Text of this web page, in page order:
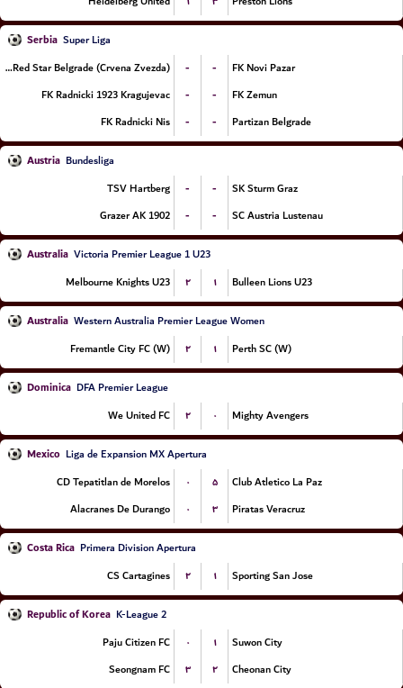
Serbia Super Liga
FK Red Star Belgrade (Crvena Zvezda)
- -
FK Novi Pazar
FK Radnicki 1923 Kragujevac
- -
FK Zemun
FK Radnicki Nis
- - Partizan Belgrade
Austria Bundesliga
TSV Hartberg
- -
SK Sturm Graz
Grazer AK 1902
- - SC Austria Lustenau
Australia Victoria Premier League 1 U23
Melbourne Knights U23
۲ ۱ Bulleen Lions U23
Australia Western Australia Premier League Women
Fremantle City FC (W)
۲ ۱ Perth SC (W)
Dominica DFA Premier League
We United FC
۲ ۰ Mighty Avengers
Mexico Liga de Expansion MX Apertura
CD Tepatitlan de Morelos
۰ ۵
Club Atletico La Paz
Alacranes De Durango
۰ ۳ Piratas Veracruz
Costa Rica Primera Division Apertura
CS Cartagines
۲ ۱ Sporting San Jose
Republic of Korea K-League 2
Paju Citizen FC
۰ ۱
Suwon City
Seongnam FC
۳ ۲ Cheonan City